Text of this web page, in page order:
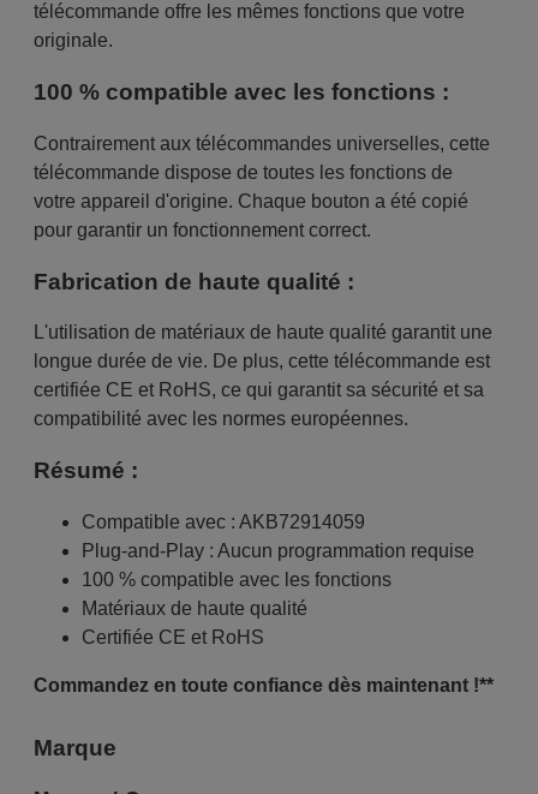
télécommande offre les mêmes fonctions que votre
originale.
100 % compatible avec les fonctions :
Contrairement aux télécommandes universelles, cette
télécommande dispose de toutes les fonctions de
votre appareil d'origine. Chaque bouton a été copié
pour garantir un fonctionnement correct.
Fabrication de haute qualité :
L'utilisation de matériaux de haute qualité garantit une
longue durée de vie. De plus, cette télécommande est
certifiée CE et RoHS, ce qui garantit sa sécurité et sa
compatibilité avec les normes européennes.
Résumé :
Compatible avec : AKB72914059
Plug-and-Play : Aucun programmation requise
100 % compatible avec les fonctions
Matériaux de haute qualité
Certifiée CE et RoHS
Commandez en toute confiance dès maintenant !**
Marque